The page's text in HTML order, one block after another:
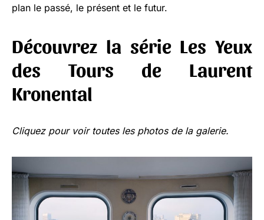
plan le passé, le présent et le futur.
Découvrez la série Les Yeux
des Tours de Laurent
Kronental
Cliquez pour voir toutes les photos de la galerie.